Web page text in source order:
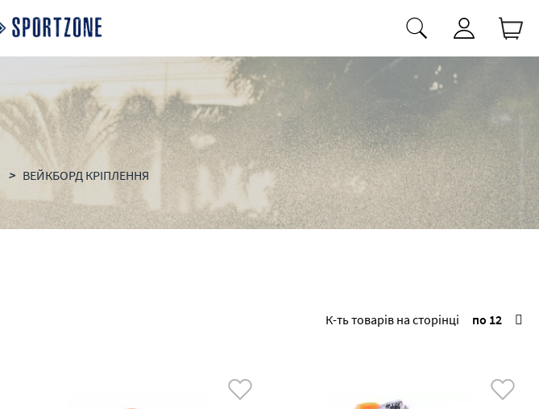
ВЕЙКБОРД КРІПЛЕННЯ
К-ть товарів на сторінці
по 12
по 48